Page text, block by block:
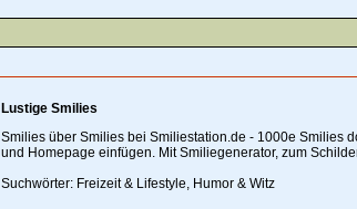
Lustige Smilies
Smilies über Smilies bei Smiliestation.de - 1000e Smilies
und Homepage einfügen. Mit Smiliegenerator, zum
Suchwörter: Freizeit & Lifestyle, Humor & Witz